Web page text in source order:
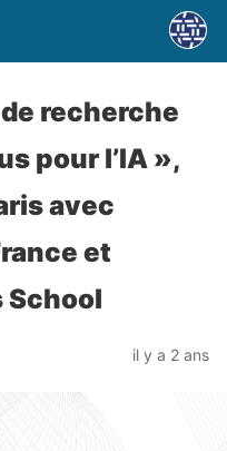
recherche
pour l’IA »,
avec
et
School
il y a 2 ans